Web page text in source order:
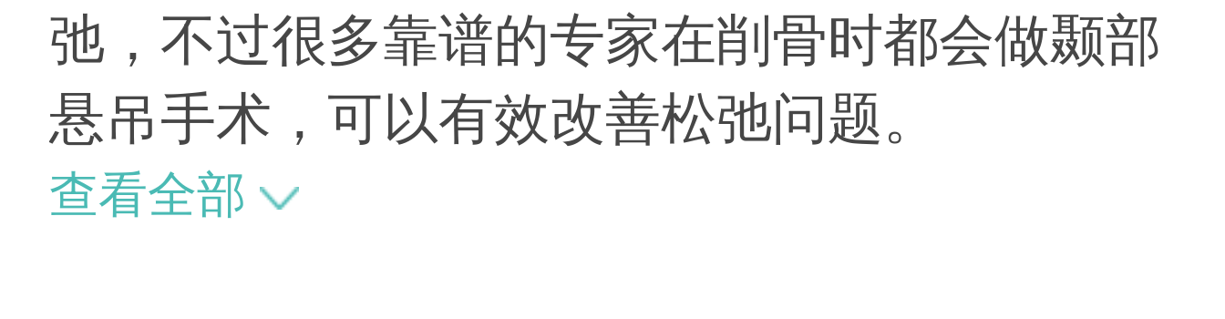
弛，不过很多靠谱的专家在削骨时都会做颞部
悬吊手术，可以有效改善松弛问题。
查看全部